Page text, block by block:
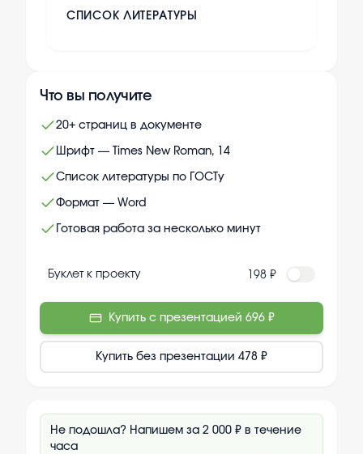
СПИСОК ЛИТЕРАТУРЫ
Что вы получите
20+ страниц в документе
Шрифт — Times New Roman, 14
Список литературы по ГОСТу
Формат — Word
Готовая работа за несколько минут
Буклет к проекту 198 ₽
Купить с презентацией 696 ₽
Купить без презентации 478 ₽
Не подошла? Напишем за 2 000 ₽ в течение
часа